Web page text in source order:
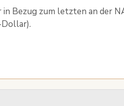
Bezug zum letzten an der